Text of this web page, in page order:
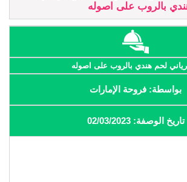
بالروب على اصوله
لحم هندي بالروب على اصوله
بواسطة: فروحة الإمارات
تاريخ الوصفة: 02/03/2023